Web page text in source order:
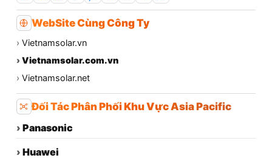
WebSite Cùng Công Ty
› Vietnamsolar.vn
› Vietnamsolar.com.vn
› Vietnamsolar.net
Đối Tác Phân Phối Khu Vực Asia Pacific
› Panasonic
› Huawei